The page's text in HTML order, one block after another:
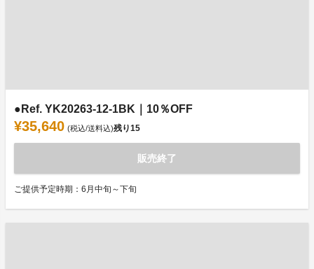
●Ref. YK20263-12-1BK｜10％OFF
¥35,640 (税込/送料込)残り15
販売終了
ご提供予定時期：6月中旬～下旬